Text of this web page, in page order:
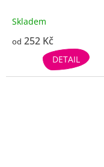
Skladem
od 252 Kč
DETAIL